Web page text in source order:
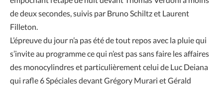
de deux secondes, suivis par Bruno Schiltz et Laurent
Filleton.
L’épreuve du jour n’a pas été de tout repos avec la pluie qui
s’invite au programme ce qui n’est pas sans faire les affaires
des monocylindres et particulièrement celui de Luc Deiana
qui rafle 6 Spéciales devant Grégory Murari et Gérald